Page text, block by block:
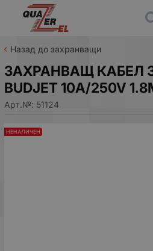
Назад до захранващи
ЗАХРАНВАЩ КАБЕЛ
BUDJET 10A/250V
Арт.№: 51124
НЕНАЛИЧЕН